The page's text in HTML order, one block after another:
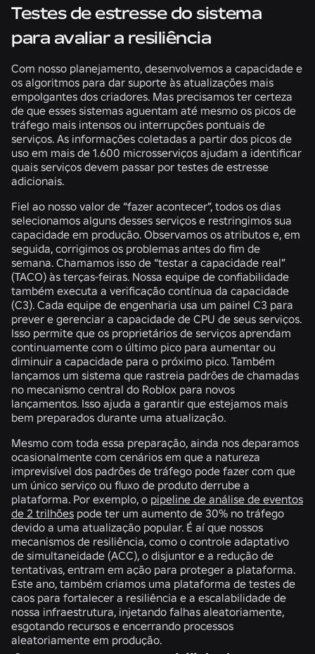
Testes de estresse do sistema
para avaliar a resiliência
Com nosso planejamento, desenvolvemos a capacidade e
os algoritmos para dar suporte às atualizações mais
empolgantes dos criadores. Mas precisamos ter certeza
de que esses sistemas aguentam até mesmo os picos de
tráfego mais intensos ou interrupções pontuais de
serviços. As informações coletadas a partir dos picos de
uso em mais de 1.600 microsserviços ajudam a identificar
quais serviços devem passar por testes de estresse
adicionais.
Fiel ao nosso valor de “fazer acontecer”, todos os dias
selecionamos alguns desses serviços e restringimos sua
capacidade em produção. Observamos os atributos e, em
seguida, corrigimos os problemas antes do fim de
semana. Chamamos isso de “testar a capacidade real”
(TACO) às terças-feiras. Nossa equipe de confiabilidade
também executa a verificação contínua da capacidade
(C3). Cada equipe de engenharia usa um painel C3 para
prever e gerenciar a capacidade de CPU de seus serviços.
Isso permite que os proprietários de serviços aprendam
continuamente com o último pico para aumentar ou
diminuir a capacidade para o próximo pico. Também
lançamos um sistema que rastreia padrões de chamadas
no mecanismo central do Roblox para novos
lançamentos. Isso ajuda a garantir que estejamos mais
bem preparados durante uma atualização.
Mesmo com toda essa preparação, ainda nos deparamos
ocasionalmente com cenários em que a natureza
imprevisível dos padrões de tráfego pode fazer com que
um único serviço ou fluxo de produto derrube a
plataforma. Por exemplo, o pipeline de análise de eventos
de 2 trilhões pode ter um aumento de 30% no tráfego
devido a uma atualização popular. É aí que nossos
mecanismos de resiliência, como o controle adaptativo
de simultaneidade (ACC), o disjuntor e a redução de
tentativas, entram em ação para proteger a plataforma.
Este ano, também criamos uma plataforma de testes de
caos para fortalecer a resiliência e a escalabilidade de
nossa infraestrutura, injetando falhas aleatoriamente,
esgotando recursos e encerrando processos
aleatoriamente em produção.